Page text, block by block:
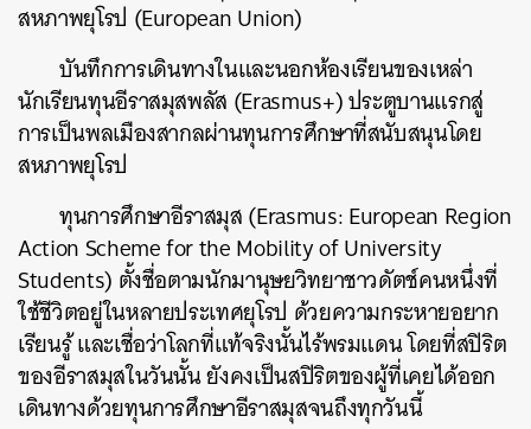
สหภาพยุโรป (European Union)
บันทึกการเดินทางในและนอกห้องเรียนของเหล่า
นักเรียนทุนอีราสมุสพลัส (Erasmus+) ประตูบานแรกสู่
การเป็นพลเมืองสากลผ่านทุนการศึกษาที่สนับสนุนโดย
สหภาพยุโรป
ทุนการศึกษาอีราสมุส (Erasmus: European Region
Action Scheme for the Mobility of University
Students) ตั้งชื่อตามนักมานุษยวิทยาชาวดัตช์คนหนึ่งที่
ใช้ชีวิตอยู่ในหลายประเทศยุโรป ด้วยความกระหายอยาก
เรียนรู้ และเชื่อว่าโลกที่แท้จริงนั้นไร้พรมแดน โดยที่สปิริต
ของอีราสมุสในวันนั้น ยังคงเป็นสปิริตของผู้ที่เคยได้ออก
เดินทางด้วยทุนการศึกษาอีราสมุสจนถึงทุกวันนี้